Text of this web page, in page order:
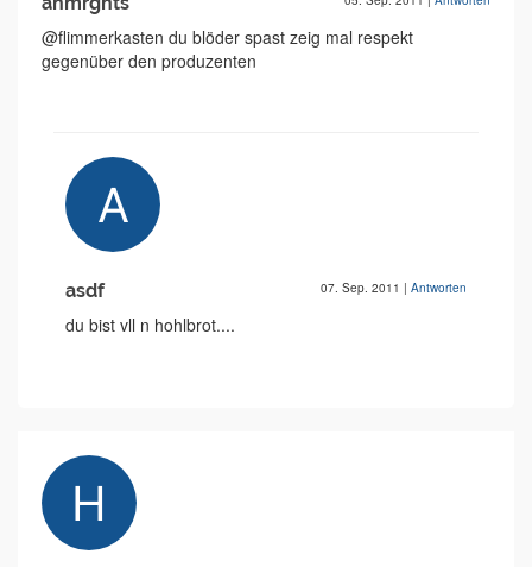
@flimmerkasten du blöder spast zeig mal respekt
gegenüber den produzenten
asdf 07. Sep. 2011 | Antworten
du bist vll n hohlbrot....